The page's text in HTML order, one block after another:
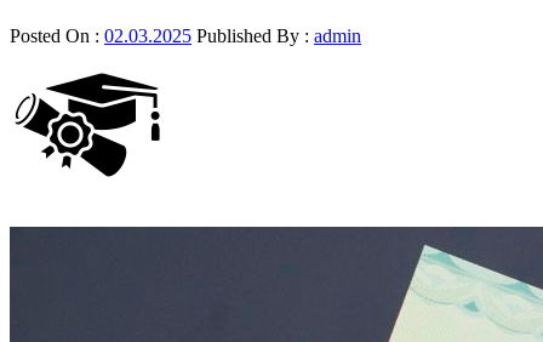
Posted On : 02.03.2025 Published By : admin